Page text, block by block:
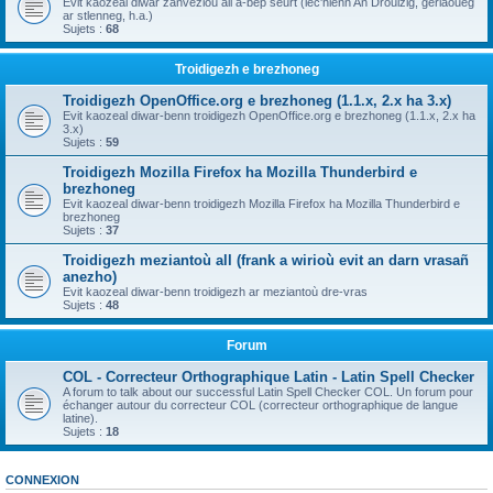
ar stlenneg, h.a.)
Sujets : 68
Troidigezh e brezhoneg
Troidigezh OpenOffice.org e brezhoneg (1.1.x, 2.x ha 3.x)
Evit kaozeal diwar-benn troidigezh OpenOffice.org e brezhoneg (1.1.x, 2.x ha
3.x)
Sujets : 59
Troidigezh Mozilla Firefox ha Mozilla Thunderbird e
brezhoneg
Evit kaozeal diwar-benn troidigezh Mozilla Firefox ha Mozilla Thunderbird e
brezhoneg
Sujets : 37
Troidigezh meziantoù all (frank a wirioù evit an darn vrasañ
anezho)
Evit kaozeal diwar-benn troidigezh ar meziantoù dre-vras
Sujets : 48
Forum
COL - Correcteur Orthographique Latin - Latin Spell Checker
A forum to talk about our successful Latin Spell Checker COL. Un forum pour
échanger autour du correcteur COL (correcteur orthographique de langue
latine).
Sujets : 18
CONNEXION